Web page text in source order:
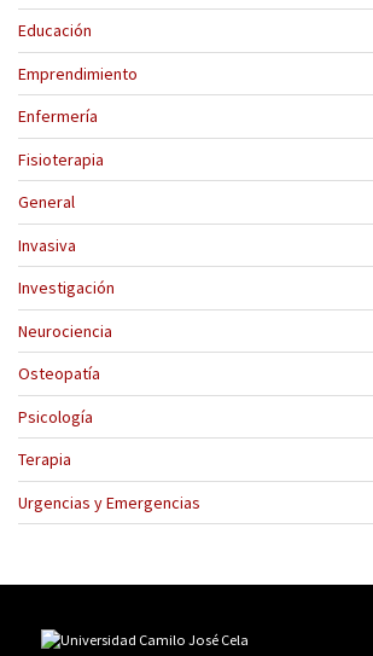
Educación
Emprendimiento
Enfermería
Fisioterapia
General
Invasiva
Investigación
Neurociencia
Osteopatía
Psicología
Terapia
Urgencias y Emergencias